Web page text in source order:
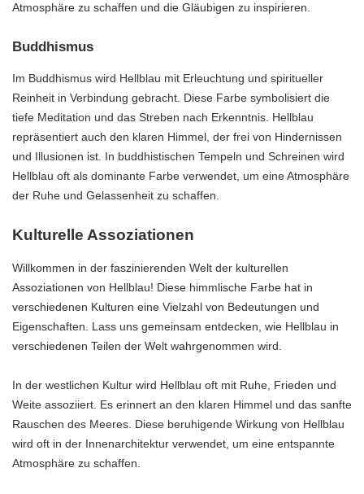
Atmosphäre zu schaffen und die Gläubigen zu inspirieren.
Buddhismus
Im Buddhismus wird Hellblau mit Erleuchtung und spiritueller
Reinheit in Verbindung gebracht. Diese Farbe symbolisiert die
tiefe Meditation und das Streben nach Erkenntnis. Hellblau
repräsentiert auch den klaren Himmel, der frei von Hindernissen
und Illusionen ist. In buddhistischen Tempeln und Schreinen wird
Hellblau oft als dominante Farbe verwendet, um eine Atmosphäre
der Ruhe und Gelassenheit zu schaffen.
Kulturelle Assoziationen
Willkommen in der faszinierenden Welt der kulturellen
Assoziationen von Hellblau! Diese himmlische Farbe hat in
verschiedenen Kulturen eine Vielzahl von Bedeutungen und
Eigenschaften. Lass uns gemeinsam entdecken, wie Hellblau in
verschiedenen Teilen der Welt wahrgenommen wird.
In der westlichen Kultur wird Hellblau oft mit Ruhe, Frieden und
Weite assoziiert. Es erinnert an den klaren Himmel und das sanfte
Rauschen des Meeres. Diese beruhigende Wirkung von Hellblau
wird oft in der Innenarchitektur verwendet, um eine entspannte
Atmosphäre zu schaffen.